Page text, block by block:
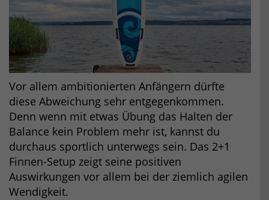
Vor allem ambitionierten Anfängern dürfte
diese Abweichung sehr entgegenkommen.
Denn wenn mit etwas Übung das Halten der
Balance kein Problem mehr ist, kannst du
durchaus sportlich unterwegs sein. Das 2+1
Finnen-Setup zeigt seine positiven
Auswirkungen vor allem bei der ziemlich agilen
Wendigkeit.